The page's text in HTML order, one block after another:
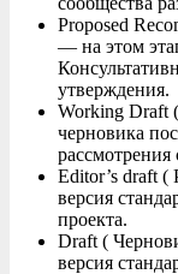
Proposed
— на этом
утверждения.
Working Draft
черновика
Editor’s draft
версия
проекта.
Draft (
версия